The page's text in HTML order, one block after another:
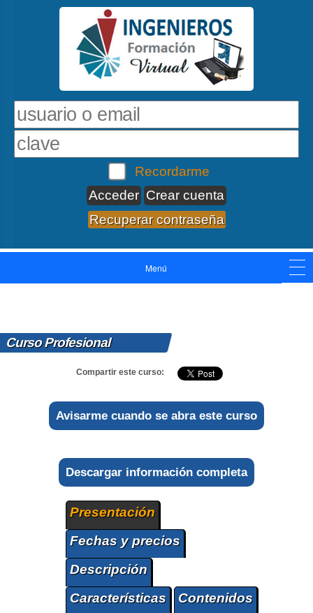
Recordarme
Crear cuenta
Recuperar contraseña
Menú
Curso Profesional
Compartir este curso:
Avisarme cuando se abra este curso
Descargar información completa
Presentación
Fechas y precios
Descripción
Características
Contenidos